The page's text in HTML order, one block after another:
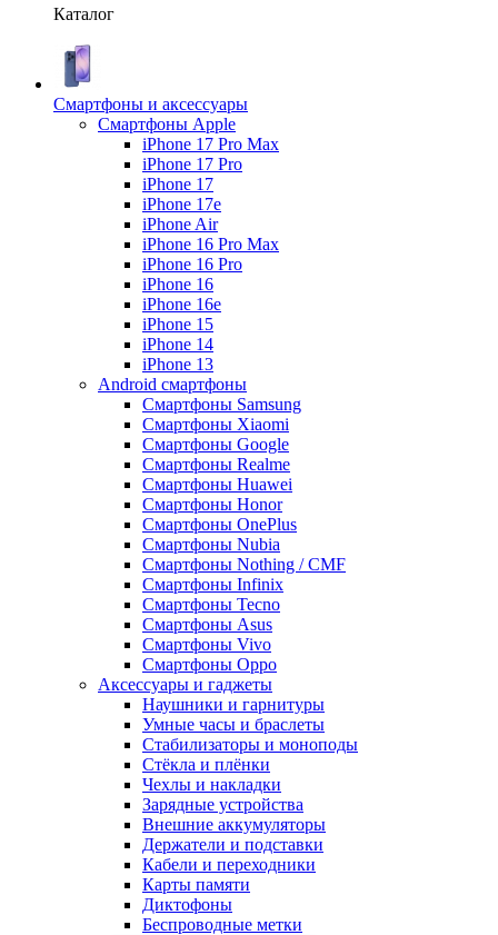
Каталог
Смартфоны и аксессуары
Смартфоны Apple
iPhone 17 Pro Max
iPhone 17 Pro
iPhone 17
iPhone 17e
iPhone Air
iPhone 16 Pro Max
iPhone 16 Pro
iPhone 16
iPhone 16e
iPhone 15
iPhone 14
iPhone 13
Android cмартфоны
Смартфоны Samsung
Смартфоны Xiaomi
Смартфоны Google
Смартфоны Realme
Смартфоны Huawei
Смартфоны Honor
Смартфоны OnePlus
Смартфоны Nubia
Смартфоны Nothing / CMF
Смартфоны Infinix
Смартфоны Tecno
Смартфоны Asus
Смартфоны Vivo
Смартфоны Oppo
Аксессуары и гаджеты
Наушники и гарнитуры
Умные часы и браслеты
Стабилизаторы и моноподы
Стёкла и плёнки
Чехлы и накладки
Зарядные устройства
Внешние аккумуляторы
Держатели и подставки
Кабели и переходники
Карты памяти
Диктофоны
Беспроводные метки